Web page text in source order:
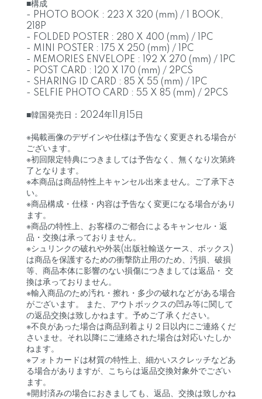
■構成
- PHOTO BOOK : 223 X 320 (mm) / 1 BOOK,
218P
- FOLDED POSTER : 280 X 400 (mm) / 1PC
- MINI POSTER : 175 X 250 (mm) / 1PC
- MEMORIES ENVELOPE : 192 X 270 (mm) / 1PC
- POST CARD : 120 X 170 (mm) / 2PCS
- SHARING ID CARD : 85 X 55 (mm) / 1PC
- SELFIE PHOTO CARD : 55 X 85 (mm) / 2PCS
■韓国発売日：2024年11月15日
※掲載画像のデザインや仕様は予告なく変更される場合が
ございます。
※初回限定特典につきましては予告なく、無くなり次第終
了となります。
※本商品は商品特性上キャンセル出来ません。ご了承下さ
い。
※商品構成・仕様・内容は予告なく変更になる場合があり
ます。
※商品の特性上、お客様のご都合によるキャンセル・返
品・交換は承っておりません。
※シュリンクの破れや外装(出版社輸送ケース、ボックス)
は商品を保護するための衝撃防止用のため、汚損、破損
等、商品本体に影響のない損傷につきましては返品・ 交
換は承っておりません。
※輸入商品のため汚れ・擦れ・多少の破れなどがある場合
がございます。 また、アウトボックスの凹み等に関して
の返品交換は致しかねます。予めご了承ください。
※不良があった場合は商品到着より２日以内にご連絡くだ
さいませ。それ以降にご連絡された場合は対応いたしか
ねます。
※フォトカードは材質の特性上、細かいスクレッチなどあ
る場合がありますが、こちらは返品交換対象外でござい
ます。
※開封済みの場合におきましても、返品、交換は致しかね